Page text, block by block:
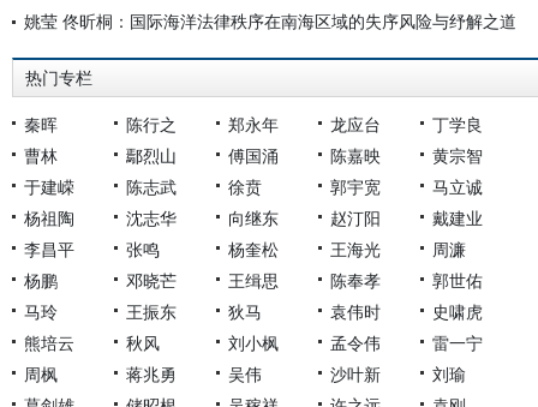
姚莹 佟昕桐：国际海洋法律秩序在南海区域的失序风险与纾解之道
热门专栏
秦晖 陈行之 郑永年 龙应台
丁学良
曹林
鄢烈山 傅国涌 陈嘉映
黄宗智
于建嵘
陈志武 徐贲 郭宇宽
马立诚
杨祖陶
沈志华 向继东 赵汀阳
戴建业
李昌平
张鸣 杨奎松 王海光
周濂
杨鹏
邓晓芒 王缉思 陈奉孝
郭世佑
马玲
王振东 狄马 袁伟时
史啸虎
熊培云
秋风 刘小枫 孟令伟
雷一宁
周枫
蒋兆勇 吴伟 沙叶新
刘瑜